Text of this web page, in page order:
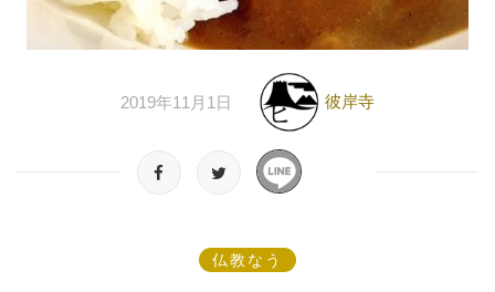
2019年11月1日 彼岸寺
仏教なう